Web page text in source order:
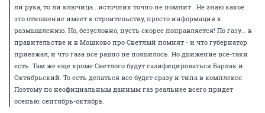
ли рука, то ли ключица...источник точно не помнит . Не знаю какое
это отношение имеет к строительству, просто информация к
размышлению. Но, безусловно, пусть скорее поправляется! По газу... в
правительстве и в Мошково про Светлый помнят - и что губернатор
приезжал, и что газа все равно не появилось. Но движение все-таки
есть. Там же еще кроме Светлого будут газифицироваться Барлак и
Октябрьский. То есть делаться все будет сразу и типа в комплексе.
Поэтому по неофициальным данным газ реальнее всего придет
осенью: сентябрь-октябрь.